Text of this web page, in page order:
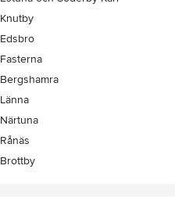
Knutby
Edsbro
Fasterna
Bergshamra
Länna
Närtuna
Rånäs
Brottby